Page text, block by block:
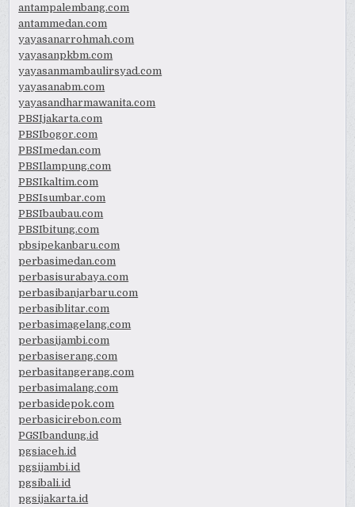
antampalembang.com
antammedan.com
yayasanarrohmah.com
yayasanpkbm.com
yayasanmambaulirsyad.com
yayasanabm.com
yayasandharmawanita.com
PBSIjakarta.com
PBSIbogor.com
PBSImedan.com
PBSIlampung.com
PBSIkaltim.com
PBSIsumbar.com
PBSIbaubau.com
PBSIbitung.com
pbsipekanbaru.com
perbasimedan.com
perbasisurabaya.com
perbasibanjarbaru.com
perbasiblitar.com
perbasimagelang.com
perbasijambi.com
perbasiserang.com
perbasitangerang.com
perbasimalang.com
perbasidepok.com
perbasicirebon.com
PGSIbandung.id
pgsiaceh.id
pgsijambi.id
pgsibali.id
pgsijakarta.id